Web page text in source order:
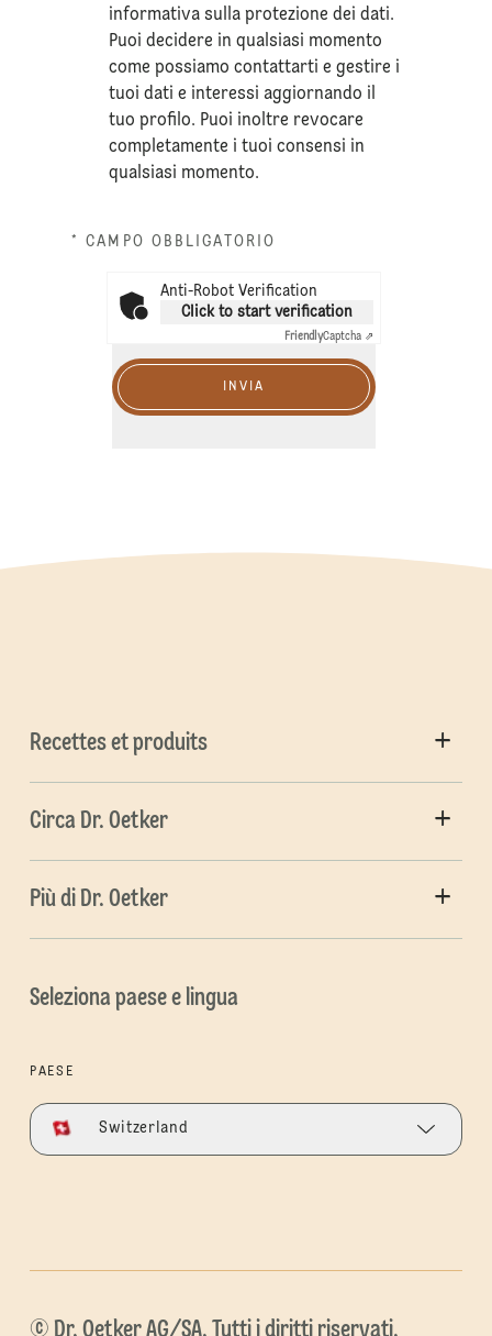
informativa sullaprotezione dei dati.
Puoi decidere in qualsiasi momento
come possiamo contattarti e gestire i
tuoi dati e interessi aggiornando il
tuo profilo. Puoi inoltre revocare
completamente i tuoi consensi in
qualsiasi momento.
* CAMPO OBBLIGATORIO
Anti-Robot Verification
Click to start verification
FriendlyCaptcha ⇗
INVIA
Recettes et produits
Circa Dr. Oetker
Più di Dr. Oetker
Seleziona paese e lingua
PAESE
Switzerland
© Dr. Oetker AG/SA. Tutti i diritti riservati.